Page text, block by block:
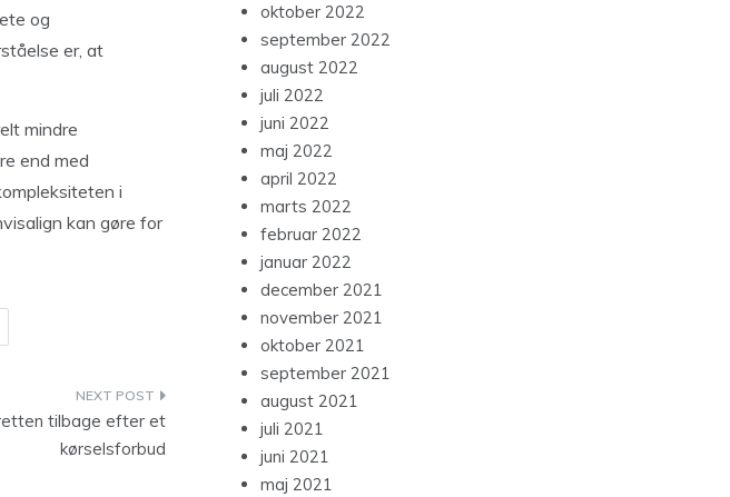
og
er, at
mindre
end med
i
kan gøre for
tilbage efter et
kørselsforbud
oktober 2022
september 2022
august 2022
juli 2022
juni 2022
maj 2022
april 2022
marts 2022
februar 2022
januar 2022
december 2021
november 2021
oktober 2021
september 2021
august 2021
juli 2021
juni 2021
maj 2021